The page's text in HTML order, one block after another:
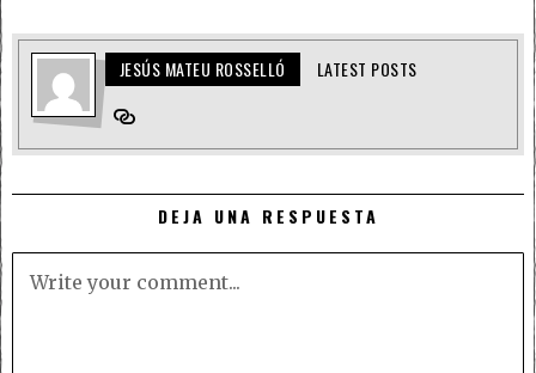
JESÚS MATEU ROSSELLÓ LATEST POSTS
DEJA UNA RESPUESTA